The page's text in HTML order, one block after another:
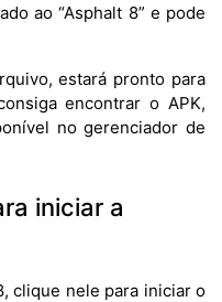
ao “Asphalt 8” e pode
estará pronto para
encontrar o APK,
no gerenciador de
iniciar a
clique nele para iniciar o